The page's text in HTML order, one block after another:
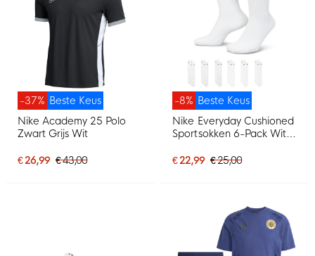
Beste Keus
-37%
Nike Academy 25 Polo
Zwart Grijs Wit
€ 26,99 € 43,00
Beste Keus
-8%
Nike Everyday Cushioned
Sportsokken 6-Pack Wit
€ 22,99 € 25,00